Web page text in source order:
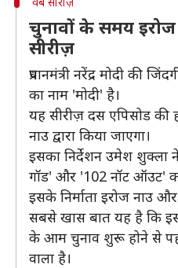
चुनावों के समय
सीरीज़
प्रधानमंत्री नरेंद्र मोदी की
का नाम 'मोदी' है।
यह सीरीज़ दस एपिसोड की
नाउ द्वारा किया जाएगा।
इसका निर्देशन उमेश
गॉड' और '102 नॉट ऑउट'
इसके निर्माता इरोज नाउ
सबसे खास बात यह है कि
के आम चुनाव शुरू होने से
वाला है।